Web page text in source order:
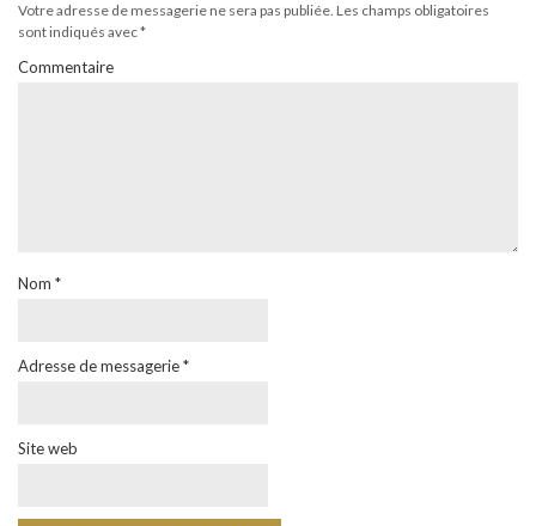
Votre adresse de messagerie ne sera pas publiée. Les champs obligatoires
sont indiqués avec*
Commentaire
Nom *
Adresse de messagerie*
Site web